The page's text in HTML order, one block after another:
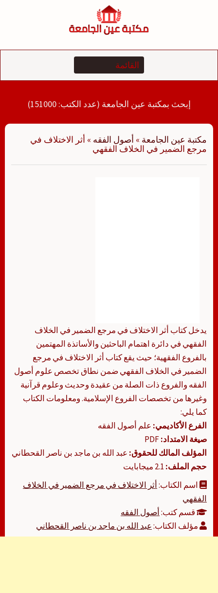
إبحث بمكتبة عين الجامعة (عدد الكتب: 151000)
مكتبة عين الجامعة » أصول الفقه » أثر الاختلاف في
مرجع الضمير في الخلاف الفقهي
يدخل كتاب أثر الاختلاف في مرجع الضمير في الخلاف
الفقهي في دائرة اهتمام الباحثين والأساتذة المهتمين
بالفروع الفقهية؛ حيث يقع كتاب أثر الاختلاف في مرجع
الضمير في الخلاف الفقهي ضمن نطاق تخصص علوم أصول
الفقه والفروع ذات الصلة من عقيدة وحديث وعلوم قرآنية
وغيرها من تخصصات الفروع الإسلامية. ومعلومات الكتاب
كما يلي:
الفرع الأكاديمي: علم أصول الفقه
صيغة الامتداد:
المؤلف المالك للحقوق: عبد الله بن ماجد بن ناصر القحطاني
حجم الملف:
اسم الكتاب:أثر الاختلاف في مرجع الضمير في الخلاف
الفقهي
قسم كتب:أصول الفقه
مؤلف الكتاب:عبد الله بن ماجد بن ناصر القحطاني